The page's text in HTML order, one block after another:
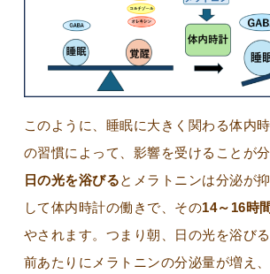
このように、睡眠に大きく関わる体内
の習慣によって、影響を受けることが分
日の光を浴びるとメラトニンは分泌が
して体内時計の働きで、その14～16時
やされます。つまり朝、日の光を浴び
前あたりにメラトニンの分泌量が増え